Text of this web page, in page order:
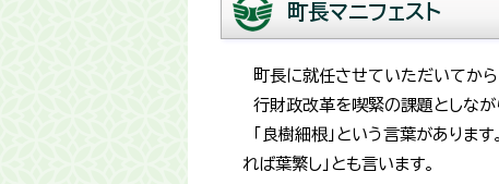
町長マニフェスト
町長に就任させていただいてから
行財政改革を喫緊の課題としなが
「良樹細根」という言葉がありま
れば葉繁し」とも言います。